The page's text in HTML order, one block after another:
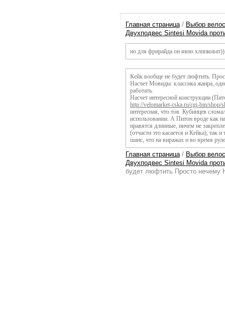
Главная страница/ Выбор
Двухподвес Sintesi Movida
но для фрирайда он явно
Кейк вообще не будет люфтить.
Насчет Мовиды: классика жанра,
работать.
Насчет интересной конструкции
http://velomarket-cska.ru/cgi-bin/shop/
интересная, что тов. Кубинцев
использовании. А Питон вроде как
нравятся длинные, ничем не
(отчасти это касается и Кейка),
шанс, что на виражах и во время
Главная страница/ Выбор
Двухподвес Sintesi Movida
будет люфтить Просто нечему